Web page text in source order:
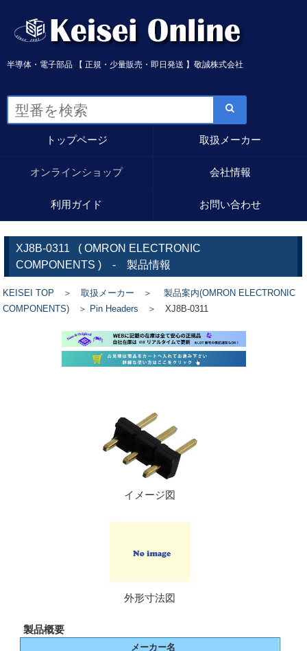
半導体・電子部品 【 正規・少量販売・即日発送 】敬誠株式会社
トップページ 取扱メーカー
オンラインショップ 会社情報
利用ガイド お問い合わせ
XJ8B-0311 (OMRON ELECTRONIC
COMPONENTS ) - 製品情報
KEISEI TOP ＞取扱メーカー ＞
製品案内(OMRON ELECTRONIC
COMPONENTS) ＞ Pin Headers ＞ XJ8B-0311
イメージ図
外形寸法図
製品概要
メーカー名